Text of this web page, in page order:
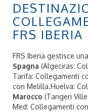
FRS IBERIA
FRS Iberia gestisce
Spagna (Algeciras:
Tarifa: Collegamenti
con Melilla.Huelva:
Marocco (Tangeri
Med: Collegamenti